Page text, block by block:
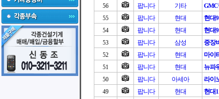
56 팝니다 기타
55 팝니다 현대 현대
54 팝니다 현대 현대
53 팝니다 삼성 중장
52 팝니다 현대 마이
51 팝니다 현대 뉴파
50 팝니다 아세아 라이
49 팝니다 현대 현대